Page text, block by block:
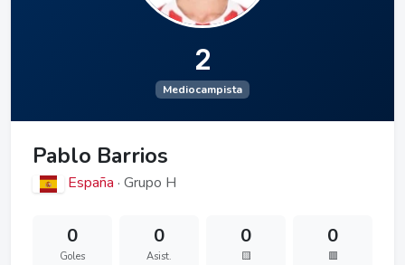
2
Mediocampista
Pablo Barrios
España · Grupo H
0
Goles
0
Asist.
0
🟨
0
🟥